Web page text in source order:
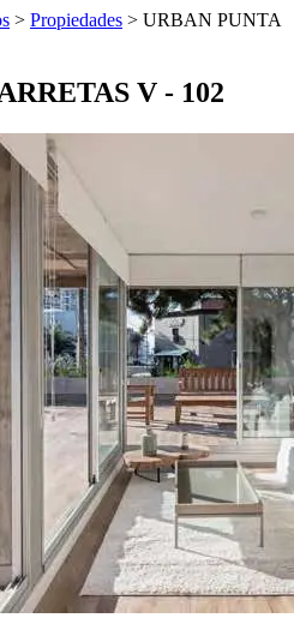
> Propiedades > URBAN PUNTA
V - 102